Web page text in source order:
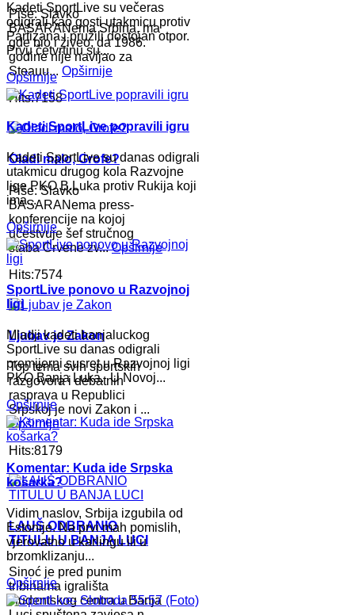
Piše: Slavko
BASARANema Srbina, ma
gde bio i živeo, da 1986.
godine nije navijao za
Steauu... Opširnije
Hits:7158
Oladi malo, Grofe?
Piše: Slavko
BASARANema press-
konferencije na kojoj
učestvuje šef stručnog
štaba Crvene zv...Opširnije
Hits:7574
Ljubav je Zakon
Top tema svih sportskih
razgovora i debatnih
rasprava u Republici
Srpskoj je novi Zakon i ...
Opširnije
Hits:8179
LAUŠ ODBRANIO
TITULU U BANJA LUCI
Sinoć je pred punim
tribinama igrališta
studentskog centra u Banja
Kadeti SportLive su večeras
odigrali kao gosti utakmicu protiv
Partizana i pružili dostojan otpor.
Prvu četvrtinu su...
Opširnije
Kadeti SportLive popravili igru
Kadeti SportLive su danas odigrali
utakmicu drugog kola Razvojne
lige PKO B.Luka protiv Rukija koji
ima...
Opširnije
SportLive ponovo u Razvojnoj
ligi
Mladji kadeti banjaluckog
SportLive su danas odigrali
premijerni susret u Razvojnoj ligi
PKO Banja Luka. U Novoj...
Opširnije
Komentar: Kuda ide Srpska
košarka?
Vidim naslov, Srbija izgubila od
Estonije. Na prvi mah pomislih,
vjerovatno u karlingu ili u
brzomklizanju...
Opširnije